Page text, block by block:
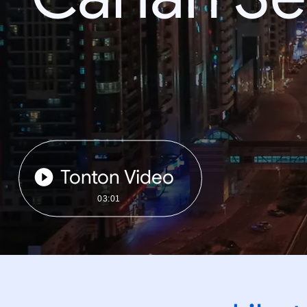
Tonton Video
03:01